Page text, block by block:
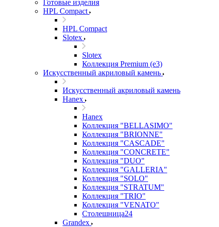
Готовые изделия
HPL Compact
HPL Compact
Slotex
Slotex
Коллекция Premium (e3)
Искусственный акриловый камень
Искусственный акриловый камень
Hanex
Hanex
Коллекция "BELLASIMO"
Коллекция "BRIONNE"
Коллекция "CASCADE"
Коллекция "CONCRETE"
Коллекция "DUO"
Коллекция "GALLERIA"
Коллекция "SOLO"
Коллекция "STRATUM"
Коллекция "TRIO"
Коллекция "VENATO"
Столешница24
Grandex